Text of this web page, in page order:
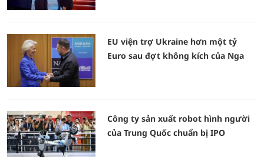
EU viện trợ Ukraine hơn một tỷ
Euro sau đợt không kích của Nga
Công ty sản xuất robot hình người
của Trung Quốc chuẩn bị IPO